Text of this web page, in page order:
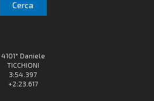
Cerca
4101° Daniele
TICCHIONI
3:54.397
+2:23.617